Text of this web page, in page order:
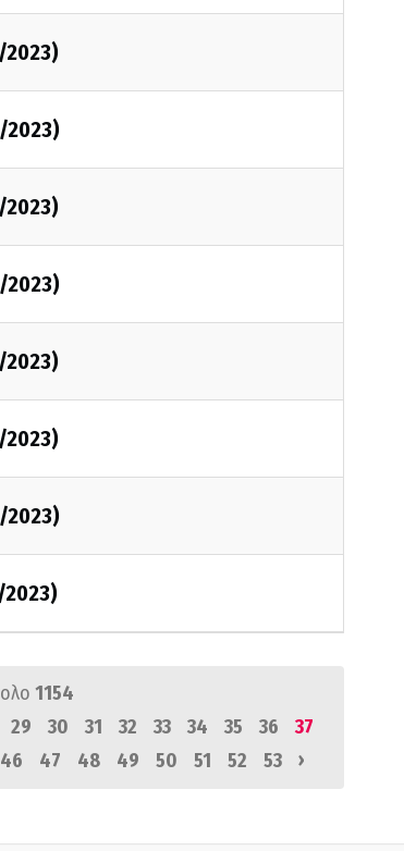
2023)
2023)
2023)
2023)
2023)
2023)
2023)
1154
29 30 31 32 33 34 35 36
37
46 47 48 49 50 51 52 53 ›